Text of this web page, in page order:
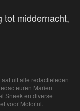
tot middernacht,
uit alle redactieleden
Marien
Sneek en diverse
voor Motor.nl.